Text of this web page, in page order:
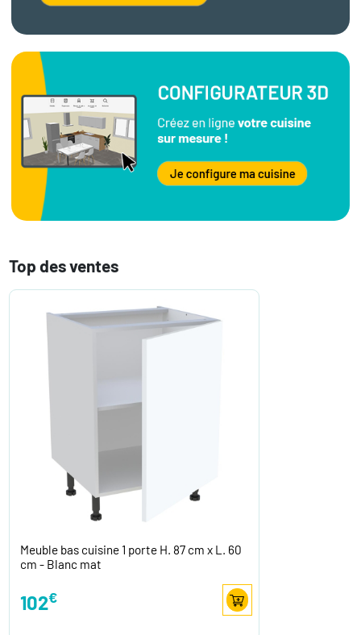
Top des ventes
Meuble bas cuisine 1 porte H. 87 cm x L. 60
cm - Blanc mat
102€